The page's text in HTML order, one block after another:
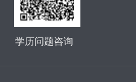
学历问题咨询